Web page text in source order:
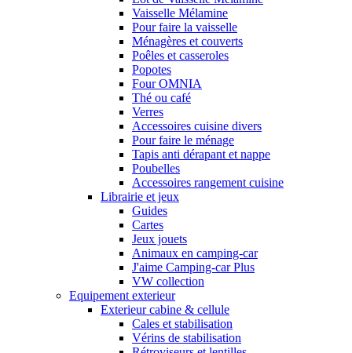
Vaisselle Mélamine
Pour faire la vaisselle
Ménagères et couverts
Poêles et casseroles
Popotes
Four OMNIA
Thé ou café
Verres
Accessoires cuisine divers
Pour faire le ménage
Tapis anti dérapant et nappe
Poubelles
Accessoires rangement cuisine
Librairie et jeux
Guides
Cartes
Jeux jouets
Animaux en camping-car
J'aime Camping-car Plus
VW collection
Equipement exterieur
Exterieur cabine & cellule
Cales et stabilisation
Vérins de stabilisation